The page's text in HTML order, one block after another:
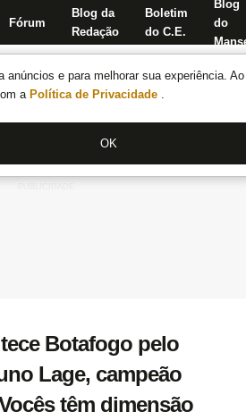
anúncios e para melhorar sua experiência.
a Política de Privacidade .
OK
Fórum
Blog da
Redação
Boletim
do C.E.
Blog
do
Botafogo pelo
Lage, campeão
têm dimensão